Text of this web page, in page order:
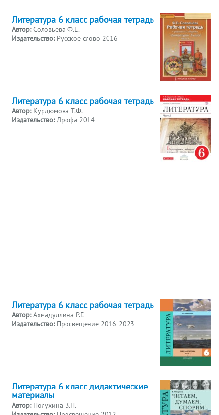
Литература 6 класс рабочая тетрадь
Автор:Соловьева Ф.Е.
Издательство: Русское слово 2016
Литература 6 класс рабочая тетрадь
Автор: Курдюмова Т.Ф.
Издательство:Дрофа 2014
Литература 6 класс рабочая тетрадь
Автор:Ахмадуллина Р.Г.
Издательство: Просвещение 2016-2023
Литература 6 класс дидактические
материалы
Автор: Полухина В.П.